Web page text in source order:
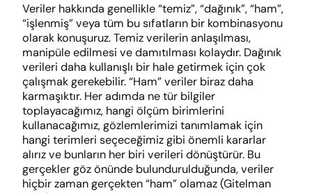
Veriler hakkında genellikle “temiz”, “dağınık”, “ham”,
“işlenmiş” veya tüm bu sıfatların bir kombinasyonu
olarak konuşuruz. Temiz verilerin anlaşılması,
manipüle edilmesi ve damıtılması kolaydır. Dağınık
verileri daha kullanışlı bir hale getirmek için çok
çalışmak gerekebilir. “Ham” veriler biraz daha
karmaşıktır. Her adımda ne tür bilgiler
toplayacağımız, hangi ölçüm birimlerini
kullanacağımız, gözlemlerimizi tanımlamak için
hangi terimleri seçeceğimiz gibi önemli kararlar
alırız ve bunların her biri verileri dönüştürür. Bu
gerçekler göz önünde bulundurulduğunda, veriler
hiçbir zaman gerçekten “ham” olamaz (Gitelman